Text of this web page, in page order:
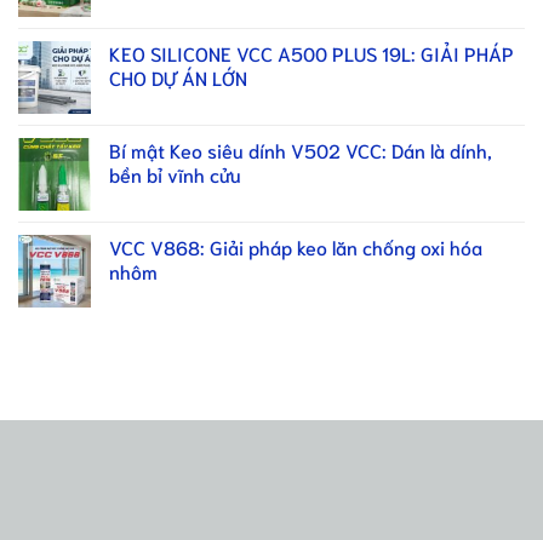
KEO SILICONE VCC A500 PLUS 19L: GIẢI PHÁP
CHO DỰ ÁN LỚN
Bí mật Keo siêu dính V502 VCC: Dán là dính,
bền bỉ vĩnh cửu
VCC V868: Giải pháp keo lăn chống oxi hóa
nhôm